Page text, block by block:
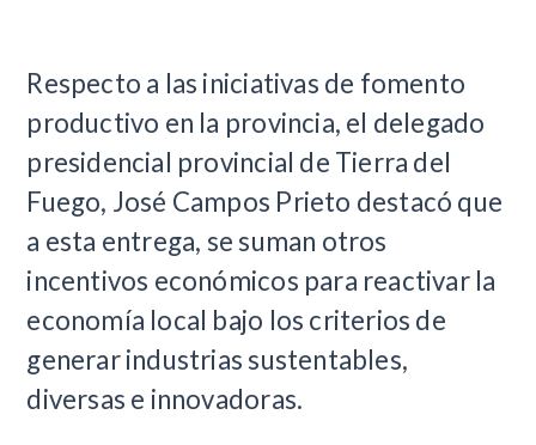
Respecto a las iniciativas de fomento
productivo en la provincia, el delegado
presidencial provincial de Tierra del
Fuego, José Campos Prieto destacó que
a esta entrega, se suman otros
incentivos económicos para reactivar la
economía local bajo los criterios de
generar industrias sustentables,
diversas e innovadoras.